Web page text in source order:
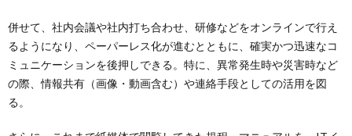
併せて、社内会議や社内打ち合わせ、研修などをオンラインで行え
るようになり、ペーパーレス化が進むとともに、確実かつ迅速なコ
ミュニケーションを後押しできる。特に、異常発生時や災害時など
の際、情報共有（画像・動画含む）や連絡手段としての活用を図
る。